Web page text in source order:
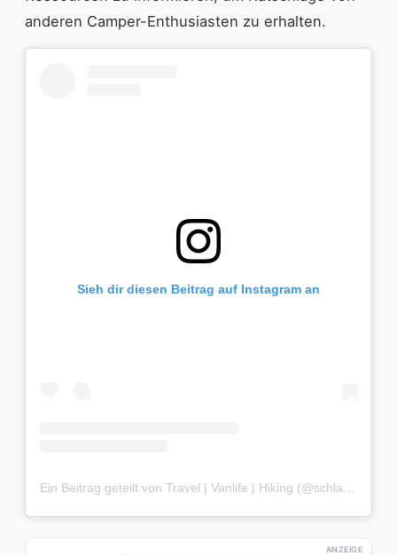
anderen Camper-Enthusiasten zu erhalten.
Sieh dir diesen Beitrag auf Instagram an
Ein Beitrag geteilt von Travel | Vanlife | Hiking (@schlafen.unter.sternen)
ANZEIGE